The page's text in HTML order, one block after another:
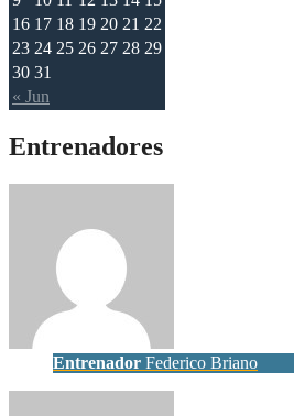
« Jun
16 17 18 19 20 21 22
23 24 25 26 27 28 29
30 31
Entrenadores
Entrenador Federico Briano